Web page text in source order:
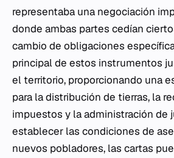
representaba una negociación
donde ambas partes cedían
cambio de obligaciones
principal de estos instrumentos
el territorio, proporcionando una
para la distribución de tierras, la
impuestos y la administración de
establecer las condiciones de
nuevos pobladores, las cartas